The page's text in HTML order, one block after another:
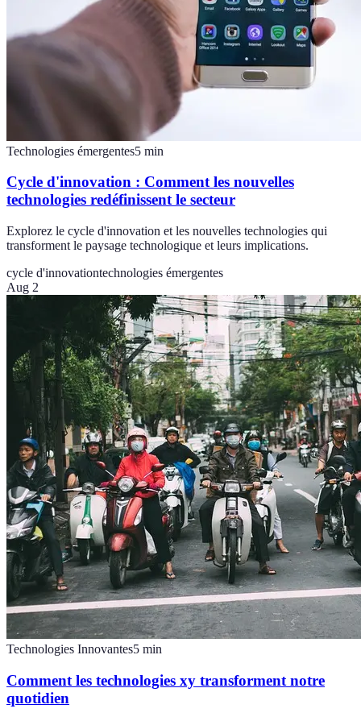
Technologies émergentes5 min
Cycle d'innovation : Comment les nouvelles
technologies redéfinissent le secteur
Explorez le cycle d'innovation et les nouvelles technologies qui
transforment le paysage technologique et leurs implications.
cycle d'innovationtechnologies émergentes
Aug 2
Technologies Innovantes5 min
Comment les technologies xy transforment notre
quotidien